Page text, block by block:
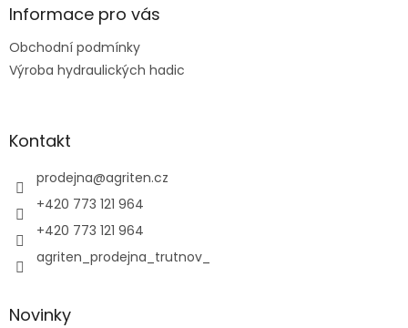
aInformace pro vás
Obchodní podmínky
Výroba hydraulických hadic
Kontakt
prodejna@agriten.cz
+420 773 121 964
+420 773 121 964
agriten_prodejna_trutnov_
Novinky